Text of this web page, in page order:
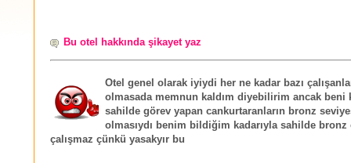
Bu otel hakkında şikayet yaz
Otel genel olarak iyiydi her ne kadar bazı
olmasada memnun kaldım diyebilirim ancak beni
sahilde görev yapan cankurtaranların bronz
olmasıydı benim bildiğim kadarıyla sahilde bronz
çalışmaz çünkü yasakyır bu